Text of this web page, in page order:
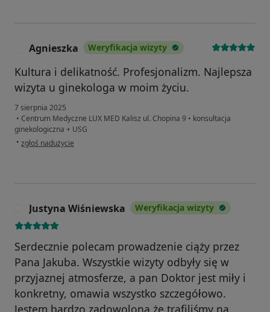
Agnieszka Weryfikacja wizyty
Kultura i delikatność. Profesjonalizm. Najlepsza
wizyta u ginekologa w moim życiu.
7 sierpnia 2025
• Centrum Medyczne LUX MED Kalisz ul. Chopina 9 • konsultacja
ginekologiczna + USG
• w opinii użytkownika Agnieszka
zgłoś nadużycie
Justyna Wiśniewska Weryfikacja wizyty
Serdecznie polecam prowadzenie ciąży przez
Pana Jakuba. Wszystkie wizyty odbyły się w
przyjaznej atmosferze, a pan Doktor jest miły i
konkretny, omawia wszystko szczegółowo.
Jestem bardzo zadowolona że trafiliśmy na